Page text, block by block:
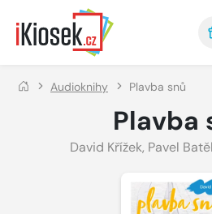
Přejít na hlavní obsah
Audioknihy Plavba snů
Plavba
David Křížek, Pavel